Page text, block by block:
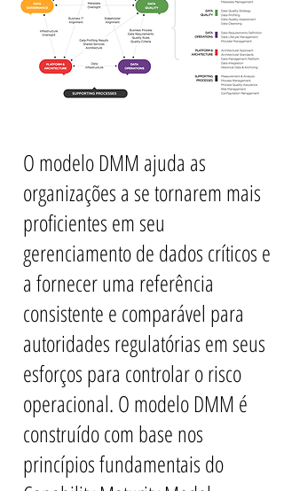
O modelo DMM ajuda as
organizações a se tornarem mais
proficientes em seu
gerenciamento de dados críticos e
a fornecer uma referência
consistente e comparável para
autoridades regulatórias em seus
esforços para controlar o risco
operacional. O modelo DMM é
construído com base nos
princípios fundamentais do